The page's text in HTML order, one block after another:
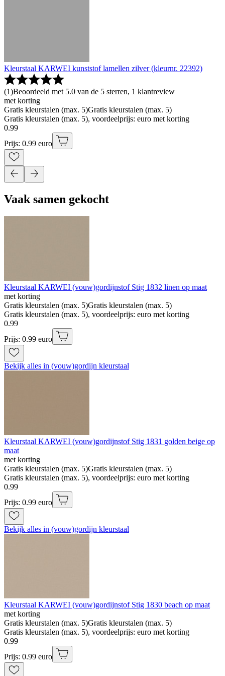
Kleurstaal KARWEI kunststof lamellen zilver (kleurnr. 22392)
(1)Beoordeeld met 5.0 van de 5 sterren, 1 klantreview
met korting
Gratis kleurstalen (max. 5)Gratis kleurstalen (max. 5)
Gratis kleurstalen (max. 5), voordeelprijs: euro met korting
0.99
Prijs: 0.99 euro
Vaak samen gekocht
Kleurstaal KARWEI (vouw)gordijnstof Stig 1832 linen op maat
met korting
Gratis kleurstalen (max. 5)Gratis kleurstalen (max. 5)
Gratis kleurstalen (max. 5), voordeelprijs: euro met korting
0.99
Prijs: 0.99 euro
Bekijk alles in (vouw)gordijn kleurstaal
Kleurstaal KARWEI (vouw)gordijnstof Stig 1831 golden beige op
maat
met korting
Gratis kleurstalen (max. 5)Gratis kleurstalen (max. 5)
Gratis kleurstalen (max. 5), voordeelprijs: euro met korting
0.99
Prijs: 0.99 euro
Bekijk alles in (vouw)gordijn kleurstaal
Kleurstaal KARWEI (vouw)gordijnstof Stig 1830 beach op maat
met korting
Gratis kleurstalen (max. 5)Gratis kleurstalen (max. 5)
Gratis kleurstalen (max. 5), voordeelprijs: euro met korting
0.99
Prijs: 0.99 euro